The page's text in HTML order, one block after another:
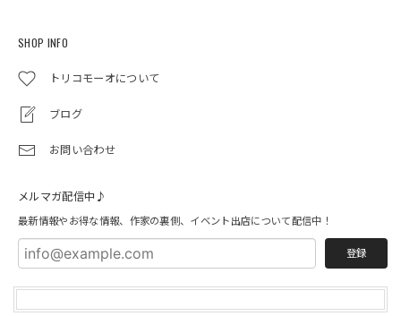
SHOP INFO
トリコモーオについて
ブログ
お問い合わせ
メルマガ配信中♪
最新情報やお得な情報、作家の裏側、イベント出店について配信中！
登録